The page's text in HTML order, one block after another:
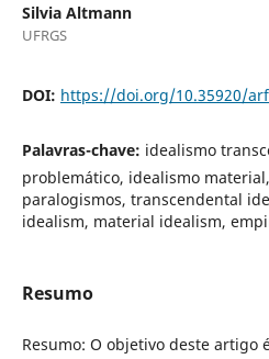
Silvia Altmann
UFRGS
DOI: https://doi.org/10.35920/
Palavras-chave: idealismo
problemático, idealismo
paralogismos, transcendental
idealism, material idealism,
Resumo
Resumo: O objetivo deste artigo